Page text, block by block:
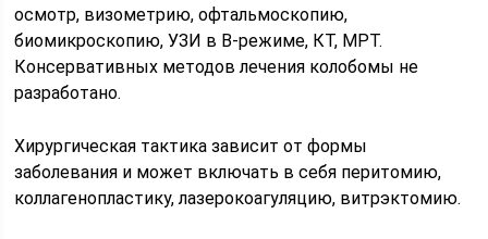
осмотр, визометрию, офтальмоскопию,
биомикроскопию, УЗИ в В-режиме, КТ, МРТ.
Консервативных методов лечения колобомы не
разработано.
Хирургическая тактика зависит от формы
заболевания и может включать в себя перитомию,
коллагенопластику, лазерокоагуляцию, витрэктомию.